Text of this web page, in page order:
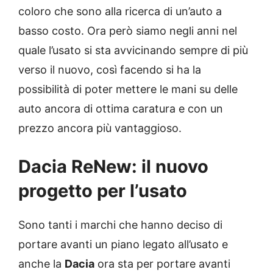
coloro che sono alla ricerca di un’auto a
basso costo. Ora però siamo negli anni nel
quale l’usato si sta avvicinando sempre di più
verso il nuovo, così facendo si ha la
possibilità di poter mettere le mani su delle
auto ancora di ottima caratura e con un
prezzo ancora più vantaggioso.
Dacia ReNew: il nuovo
progetto per l’usato
Sono tanti i marchi che hanno deciso di
portare avanti un piano legato all’usato e
anche la Dacia ora sta per portare avanti